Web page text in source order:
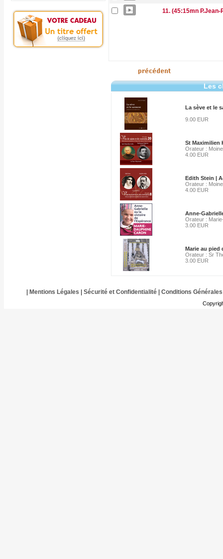
11. (45:15mn
Les
La sève et le
9.00 EUR
St Maximilien
Orateur :
4.00 EUR
Edith Stein |
Orateur :
4.00 EUR
Anne-
Orateur :
3.00 EUR
Marie au pied
Orateur : Sr
3.00 EUR
Mentions Légales Sécurité et Confidentialité| Conditions Générales